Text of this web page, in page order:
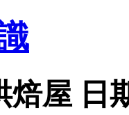
屋 日